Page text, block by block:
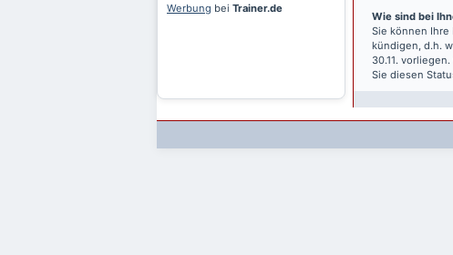
Werbung bei Trainer.de
Wie sind bei
Sie können Ihre
kündigen, d.h.
30.11.
Sie diesen